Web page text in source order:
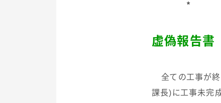
＊
虚偽報告書
全ての工事が
課長) に工事未完